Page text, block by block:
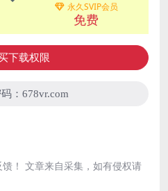
永久SVIP会员
免费
下载权限
：678vr.com
！ 文章来自采集，如有侵权请